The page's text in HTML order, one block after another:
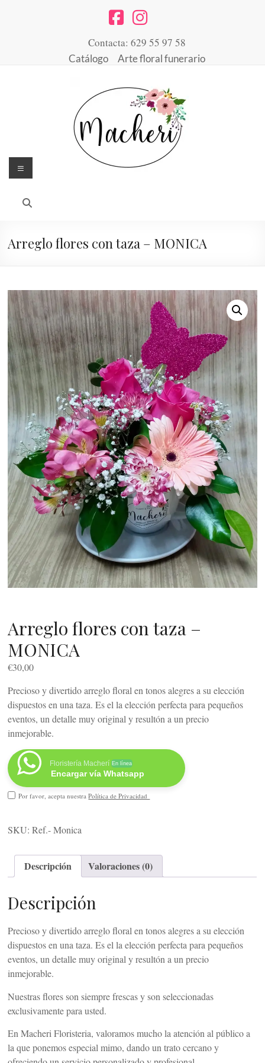
Contacta: 629 55 97 58
Catálogo Arte floral funerario
Floristería
Macheri
floral
Menú
Arreglo flores con taza – MONICA
Arreglo flores con taza –
MONICA
€30,00
Precioso y divertido arreglo floral en tonos alegres a su elección
dispuestos en una taza. Es el la elección perfecta para pequeños
eventos, un detalle muy original y resultón a un precio
inmejorable.
Floristería Macherí En línea
Encargar vía Whatsapp
Por favor, acepta nuestraPolítica de Privacidad
SKU:Ref.- Monica
Descripción Valoraciones (0)
Descripción
Precioso y divertido arreglo floral en tonos alegres a su elección
dispuestos en una taza. Es el la elección perfecta para pequeños
eventos, un detalle muy original y resultón a un precio
inmejorable.
Nuestras flores son siempre frescas y son seleccionadas
exclusivamente para usted.
En Macheri Floristeria, valoramos mucho la atención al público a
la que ponemos especial mimo, dando un trato cercano y